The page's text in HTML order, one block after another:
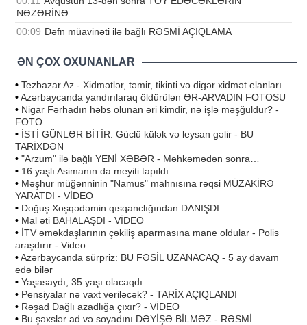
NƏZƏRİNƏ
00:09 Dəfn müavinəti ilə bağlı RƏSMİ AÇIQLAMA
ƏN ÇOX OXUNANLAR
• Tezbazar.Az - Xidmətlər, təmir, tikinti və digər xidmət elanları
•Azərbaycanda yandırılaraq öldürülən ƏR-ARVADIN FOTOSU
• Nigar Fərhadın həbs olunan əri kimdir, nə işlə məşğuldur? -
FOTO
• İSTİ GÜNLƏR BİTİR: Güclü külək və leysan gəlir - BU
TARİXDƏN
• "Arzum" ilə bağlı YENİ XƏBƏR - Məhkəmədən sonra…
• 16 yaşlı Asimanın da meyiti tapıldı
• Məşhur müğənninin "Namus" mahnısına rəqsi MÜZAKİRƏ
YARATDI - VİDEO
• Doğuş Xoşqədəmin qısqanclığından DANIŞDI
• Mal əti BAHALAŞDI - VİDEO
• İTV əməkdaşlarının çəkiliş aparmasına mane oldular - Polis
araşdırır - Video
•Azərbaycanda sürpriz: BU FƏSİL UZANACAQ - 5 ay davam
edə bilər
• Yaşasaydı, 35 yaşı olacaqdı…
• Pensiyalar nə vaxt veriləcək? - TARİX AÇIQLANDI
• Rəşad Dağlı azadlığa çıxır? - VİDEO
• Bu şəxslər ad və soyadını DƏYİŞƏ BİLMƏZ - RƏSMİ